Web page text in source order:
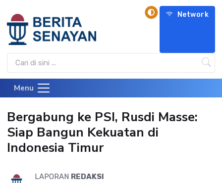
Network
Menu
Bergabung ke PSI, Rusdi Masse:
Siap Bangun Kekuatan di
Indonesia Timur
LAPORAN REDAKSI